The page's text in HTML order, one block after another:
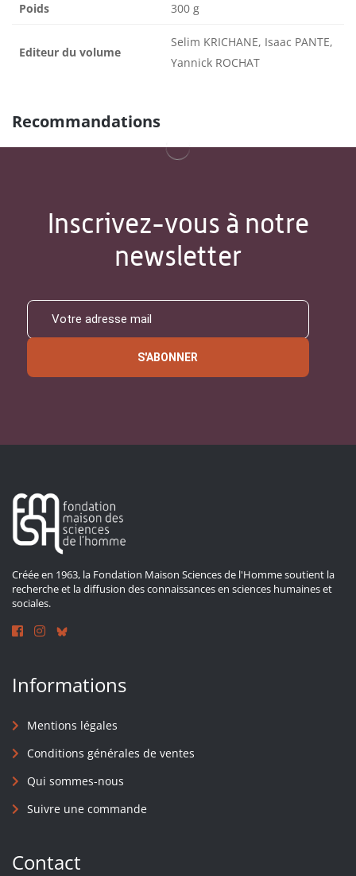
Poids 300 g
Editeur du volume
Selim KRICHANE, Isaac PANTE,
Yannick ROCHAT
Recommandations
Inscrivez-vous à notre
newsletter
S'ABONNER
Créée en 1963, la Fondation Maison Sciences de l'Homme soutient la
recherche et la diffusion des connaissances en sciences humaines et
sociales.
Informations
Mentions légales
Conditions générales de ventes
Qui sommes-nous
Suivre une commande
Contact